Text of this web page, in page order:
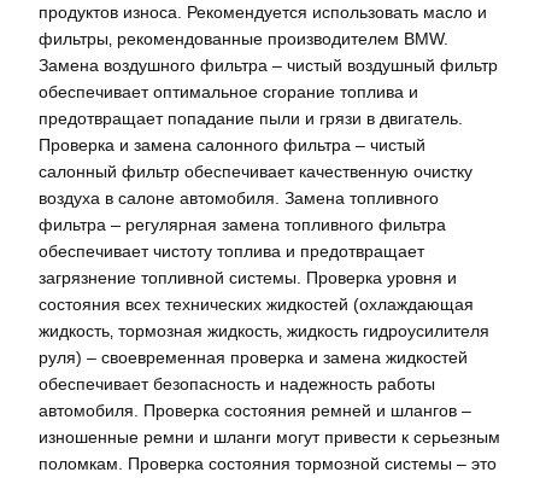
продуктов износа. Рекомендуется использовать масло и
фильтры‚ рекомендованные производителем BMW.
Замена воздушного фильтра – чистый воздушный фильтр
обеспечивает оптимальное сгорание топлива и
предотвращает попадание пыли и грязи в двигатель.
Проверка и замена салонного фильтра – чистый
салонный фильтр обеспечивает качественную очистку
воздуха в салоне автомобиля. Замена топливного
фильтра – регулярная замена топливного фильтра
обеспечивает чистоту топлива и предотвращает
загрязнение топливной системы. Проверка уровня и
состояния всех технических жидкостей (охлаждающая
жидкость‚ тормозная жидкость‚ жидкость гидроусилителя
руля) – своевременная проверка и замена жидкостей
обеспечивает безопасность и надежность работы
автомобиля. Проверка состояния ремней и шлангов –
изношенные ремни и шланги могут привести к серьезным
поломкам. Проверка состояния тормозной системы – это